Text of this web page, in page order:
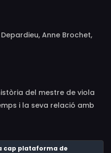
Anne Brochet,
Michel Bouquet,
Yves Lambrecht, Jean-
Lacroix, Nadège
del mestre de viola
i la seva relació amb
de França.
cap plataforma de